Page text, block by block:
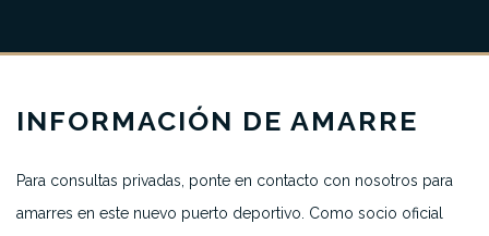
INFORMACIÓN DE AMARRE
Para consultas privadas, ponte en contacto con nosotros para
amarres en este nuevo puerto deportivo. Como socio oficial